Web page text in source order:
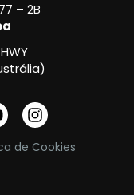
– 2B
I
n
s
t
de Cookies